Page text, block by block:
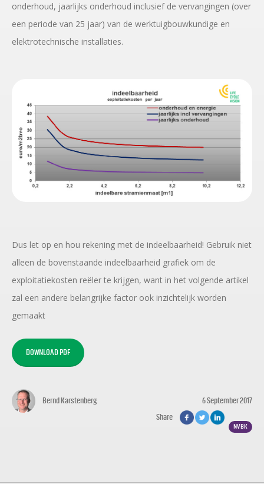
onderhoud, jaarlijks onderhoud inclusief de vervangingen (over
een periode van 25 jaar) van de werktuigbouwkundige en
elektrotechnische installaties.
Dus let op en hou rekening met de indeelbaarheid! Gebruik niet
alleen de bovenstaande indeelbaarheid grafiek om de
exploitatiekosten reëler te krijgen, want in het volgende artikel
zal een andere belangrijke factor ook inzichtelijk worden
gemaakt
DOWNLOAD PDF
Bernd Karstenberg 6 September 2017
NVBK
Share